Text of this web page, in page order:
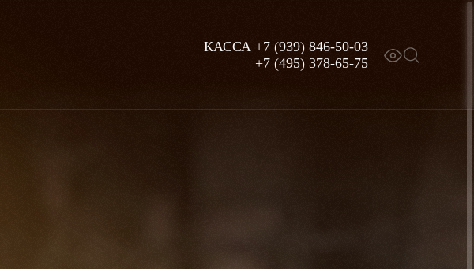
КАССА +7 (939) 846-50-03
+7 (495) 378-65-75